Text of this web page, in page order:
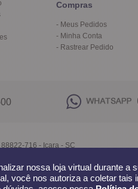
nossa loja virtual durante a
você nos autoriza a coletar
Compras
Meus Pedidos
Minha Conta
Rastrear Pedido
716 - Içara - SC